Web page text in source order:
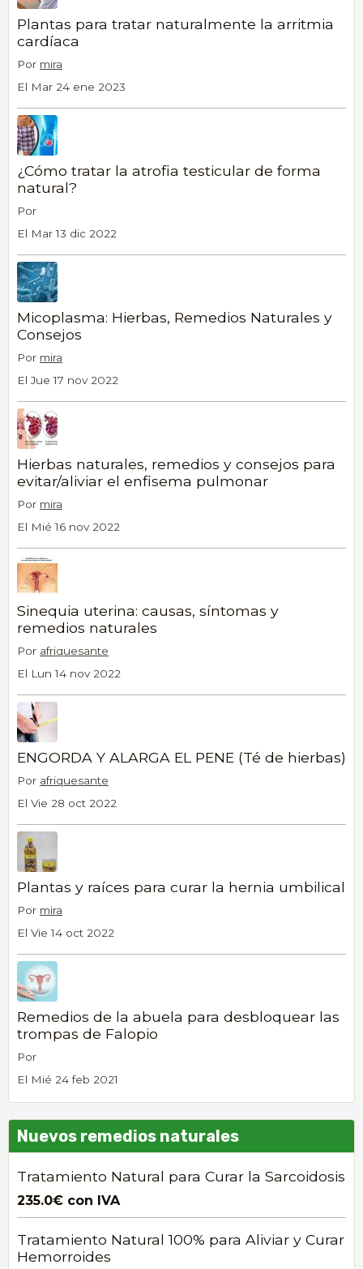
Plantas para tratar naturalmente la arritmia
cardíaca
Por mira
El Mar 24 ene 2023
¿Cómo tratar la atrofia testicular de forma
natural?
Por
El Mar 13 dic 2022
Micoplasma: Hierbas, Remedios Naturales y
Consejos
Por mira
El Jue 17 nov 2022
Hierbas naturales, remedios y consejos para
evitar/aliviar el enfisema pulmonar
Por mira
El Mié 16 nov 2022
Sinequia uterina: causas, síntomas y
remedios naturales
Por afriquesante
El Lun 14 nov 2022
ENGORDA Y ALARGA EL PENE (Té de hierbas)
Por afriquesante
El Vie 28 oct 2022
Plantas y raíces para curar la hernia umbilical
Por mira
El Vie 14 oct 2022
Remedios de la abuela para desbloquear las
trompas de Falopio
Por
El Mié 24 feb 2021
Nuevos remedios naturales
Tratamiento Natural para Curar la Sarcoidosis
235.0€ con IVA
Tratamiento Natural 100% para Aliviar y Curar
Hemorroides